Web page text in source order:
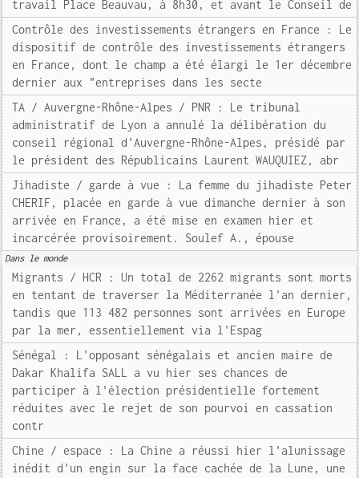
travail Place Beauvau, à 8h30, et avant le Conseil de
Contrôle des investissements étrangers en France : Le
dispositif de contrôle des investissements étrangers
en France, dont le champ a été élargi le 1er décembre
dernier aux "entreprises dans les secte
TA / Auvergne-Rhône-Alpes / PNR : Le tribunal
administratif de Lyon a annulé la délibération du
conseil régional d'Auvergne-Rhône-Alpes, présidé par
le président des Républicains Laurent WAUQUIEZ, abr
Jihadiste / garde à vue : La femme du jihadiste Peter
CHERIF, placée en garde à vue dimanche dernier à son
arrivée en France, a été mise en examen hier et
incarcérée provisoirement. Soulef A., épouse
Dans le monde
Migrants / HCR : Un total de 2262 migrants sont morts
en tentant de traverser la Méditerranée l'an dernier,
tandis que 113 482 personnes sont arrivées en Europe
par la mer, essentiellement via l'Espag
Sénégal : L'opposant sénégalais et ancien maire de
Dakar Khalifa SALL a vu hier ses chances de
participer à l'élection présidentielle fortement
réduites avec le rejet de son pourvoi en cassation
contr
Chine / espace : La Chine a réussi hier l'alunissage
inédit d'un engin sur la face cachée de la Lune, une